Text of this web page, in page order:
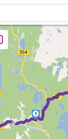
1